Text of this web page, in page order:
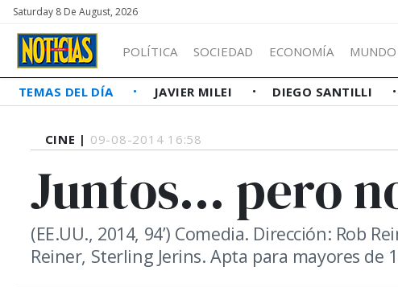
Saturday 8 De August, 2026
POLÍTICA SOCIEDAD ECONOMÍA MUNDO
TEMAS DEL DÍA JAVIER MILEI DIEGO SANTILLI
CINE | 09-08-2014 16:58
Juntos... pero
(EE.UU., 2014, 94’) Comedia. Dirección: Rob
Reiner, Sterling Jerins. Apta para mayores de